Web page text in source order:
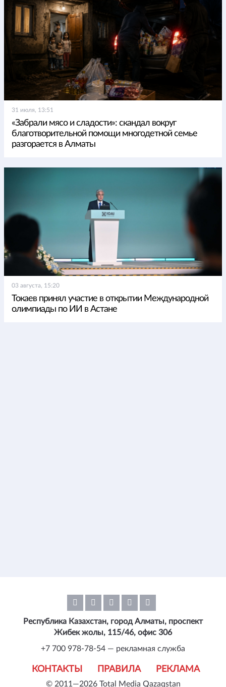
31 июля, 13:51
«Забрали мясо и сладости»: скандал вокруг
благотворительной помощи многодетной семье
разгорается в Алматы
03 августа, 15:20
Токаев принял участие в открытии Международной
олимпиады по ИИ в Астане
© 2011—2026 Total Media Qazaqstan
КОНТАКТЫ ПРАВИЛА РЕКЛАМА
Республика Казахстан, город Алматы, проспект
Жибек жолы, 115/46, офис 306
+7 700 978-78-54 — рекламная служба